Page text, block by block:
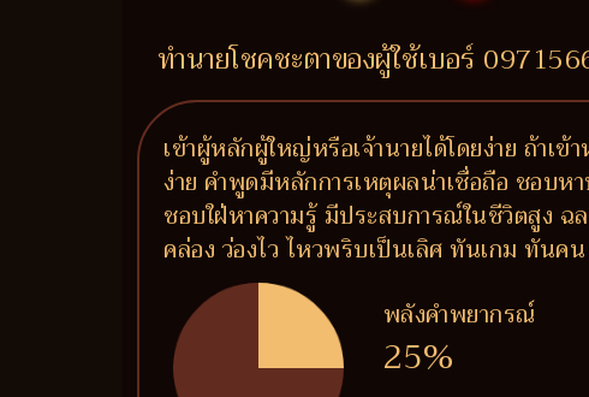
ทำนายโชคชะตาของผู้ใช้เบอร์
เข้าผู้หลักผู้ใหญ่หรือเจ้านายได้โดยง่าย ถ้าเ
ง่าย คำพูดมีหลักการเหตุผลน่าเชื่อถือ ชอบห
ชอบใฝ่หาความรู้ มีประสบการณ์ในชีวิตสูง ฉ
คล่อง ว่องไว ไหวพริบเป็นเลิศ ทันเกม ทันค
พลังคำพยากรณ์
25%